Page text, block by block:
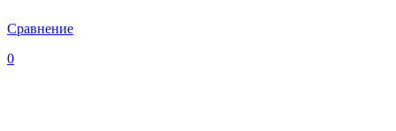
Сравнение
0